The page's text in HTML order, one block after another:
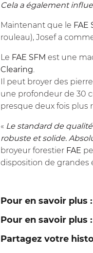
Cela a également
Maintenant que le FAE
rouleau), Josef a
Le FAE SFM est une
Clearing.
Il peut broyer des
une profondeur de 30
presque deux fois plus
« Le standard de
robuste et solide.
broyeur forestier FAE
disposition de grandes
Pour en savoir plus :
Pour en savoir plus :
Partagez votre